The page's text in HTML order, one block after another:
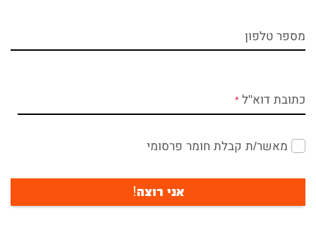
מספר טלפון
כתובת דוא"ל
מאשר/ת קבלת חומר פרסומי
אני רוצה!